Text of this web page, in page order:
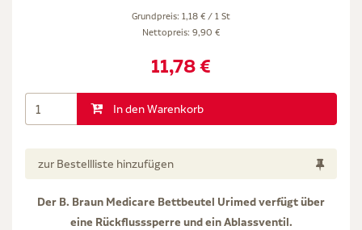
Grundpreis: 1,18 € / 1 St
Nettopreis: 9,90 €
11,78 €
In den Warenkorb
zur Bestellliste hinzufügen
Der B. Braun Medicare Bettbeutel Urimed verfügt über
eine Rückflusssperre und ein Ablassventil.